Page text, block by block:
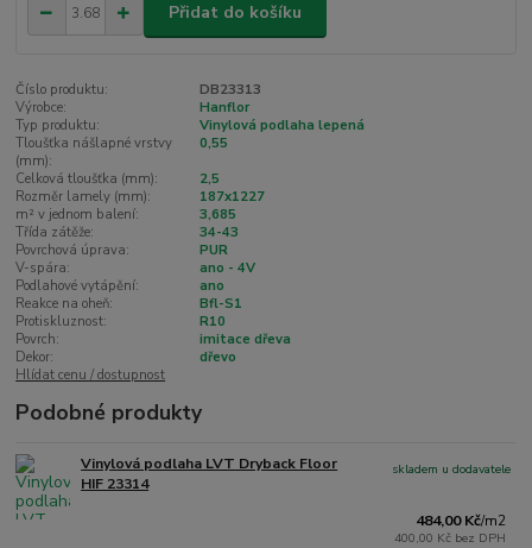
Přidat do košíku
Číslo produktu:
DB23313
Výrobce:
Hanflor
Typ produktu:
Vinylová podlaha lepená
Tloušťka nášlapné vrstvy
(mm):
0,55
Celková tloušťka (mm):
2,5
Rozměr lamely (mm):
187x1227
m² v jednom balení:
3,685
Třída zátěže:
34-43
Povrchová úprava:
PUR
V-spára:
ano - 4V
Podlahové vytápění:
ano
Reakce na oheň:
Bfl-S1
Protiskluznost:
R10
Povrch:
imitace dřeva
Dekor:
dřevo
Hlídat cenu / dostupnost
Podobné produkty
Vinylová podlaha LVT Dryback Floor
HIF 23314
484,00 Kč/m2
400,00 Kč bez DPH
skladem u dodavatele